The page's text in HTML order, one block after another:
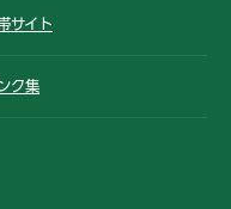
サイト
ク集